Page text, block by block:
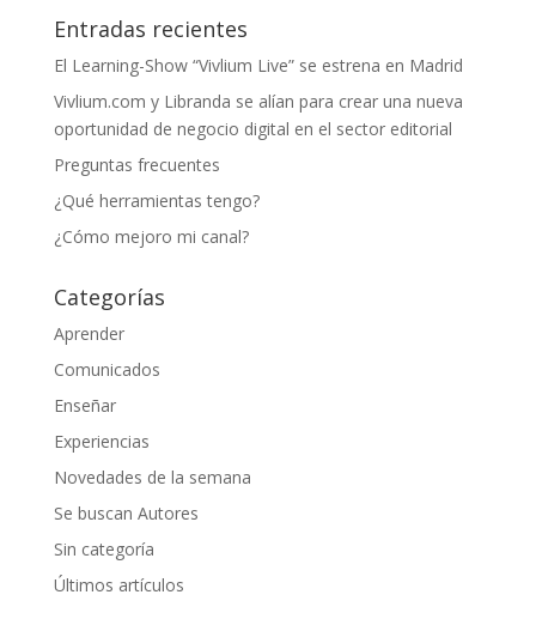
Entradas recientes
El Learning-Show “Vivlium Live” se estrena en Madrid
Vivlium.com y Libranda se alían para crear una nueva
oportunidad de negocio digital en el sector editorial
Preguntas frecuentes
¿Qué herramientas tengo?
¿Cómo mejoro mi canal?
Categorías
Aprender
Comunicados
Enseñar
Experiencias
Novedades de la semana
Se buscan Autores
Sin categoría
Últimos artículos